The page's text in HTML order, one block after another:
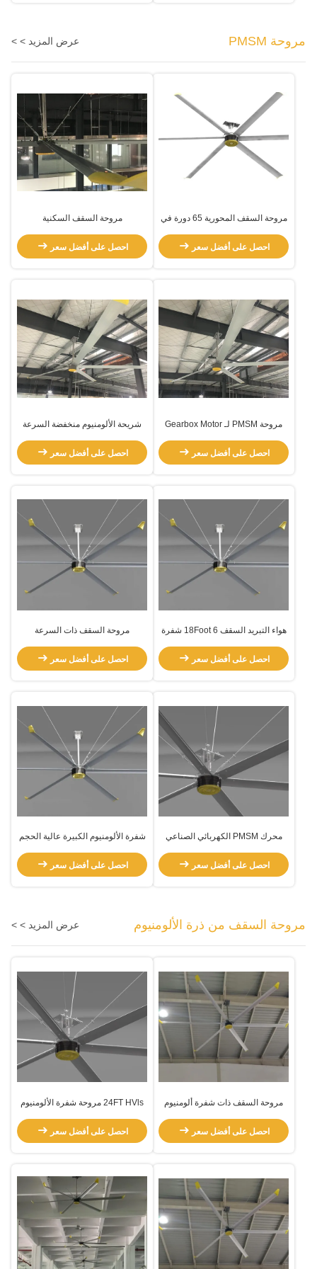
مروحة PMSM عرض المزيد > >
مروحة السقف المحورية 65 دورة في
احصل على أفضل سعر
مروحة السقف السكنية
احصل على أفضل سعر
مروحة PMSM لـ Gearbox Motor
احصل على أفضل سعر
شريحة الألومنيوم منخفضة السرعة
التروس
احصل على أفضل سعر
هواء التبريد السقف 18Foot 6 شفرة
احصل على أفضل سعر
مروحة السقف ذات السرعة
احصل على أفضل سعر
محرك PMSM الكهربائي الصناعي
احصل على أفضل سعر
شفرة الألومنيوم الكبيرة عالية الحجم
احصل على أفضل سعر
مروحة السقف من ذرة الألومنيوم عرض المزيد > >
مروحة السقف ذات شفرة ألومنيوم
احصل على أفضل سعر
24FT HVls مروحة شفرة الألومنيوم
احصل على أفضل سعر